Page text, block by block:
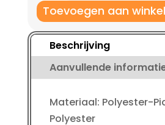
Classico
verlengde
maten
aantal
Toevoegen aan
Beschrijving
Aanvullende
Materiaal: Polyester-
Polyester